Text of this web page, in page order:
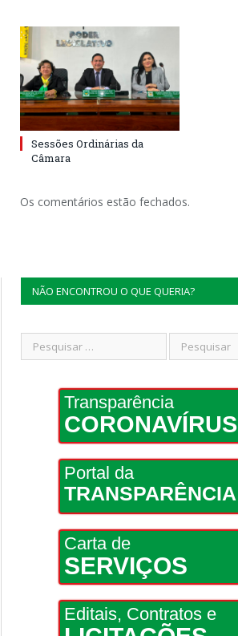
Sessões Ordinárias da
Câmara
Os comentários estão fechados.
NÃO ENCONTROU O QUE QUERIA?
Transparência
CORONAVÍRUS
Portal da
TRANSPARÊNCIA
Carta de
SERVIÇOS
Editais, Contratos e